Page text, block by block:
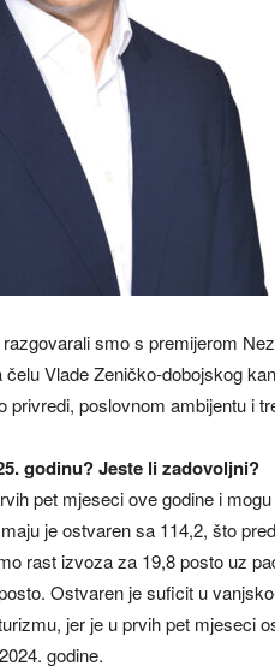
smo s premijerom
Vlade Zeničko-dobojskog
poslovnom ambijentu i
godinu? Jeste li zadovoljni?
pet mjeseci ove godine i
je ostvaren sa 114,2, što
rast izvoza za 19,8 posto uz
Ostvaren je suficit u
jer je u prvih pet mjeseci
godine.